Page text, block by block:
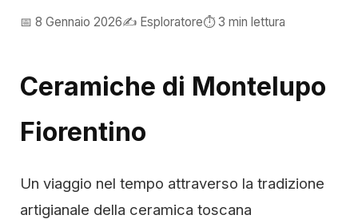
📅 8 Gennaio 2026✍️ Esploratore⏱️ 3 min lettura
Ceramiche di Montelupo
Fiorentino
Un viaggio nel tempo attraverso la tradizione
artigianale della ceramica toscana